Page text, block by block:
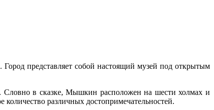
представляет собой настоящий музей под открытым
Словно в сказке, Мышкин расположен на шести холмах и
различных достопримечательностей.